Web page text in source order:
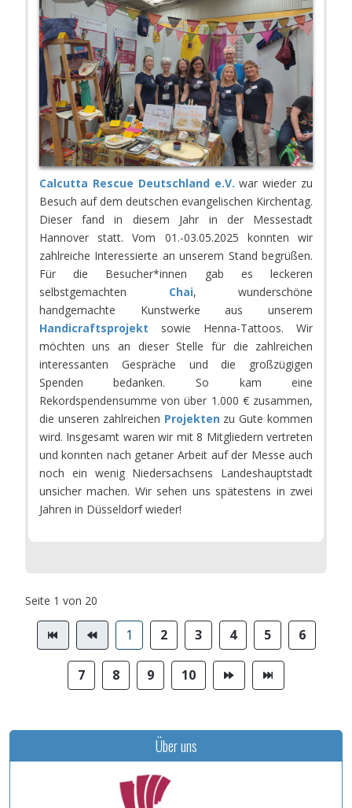
Calcutta Rescue Deutschland e.V. war wieder zu
Besuch auf dem deutschen evangelischen Kirchentag.
Dieser fand in diesem Jahr in der Messestadt
Hannover statt. Vom 01.-03.05.2025 konnten wir
zahlreiche Interessierte an unserem Stand begrüßen.
Für die Besucher*innen gab es leckeren
selbstgemachten Chai, wunderschöne
handgemachte Kunstwerke aus unserem
Handicraftsprojekt sowie Henna-Tattoos. Wir
möchten uns an dieser Stelle für die zahlreichen
interessanten Gespräche und die großzügigen
Spenden bedanken. So kam eine
Rekordspendensumme von über 1.000 € zusammen,
die unseren zahlreichen Projektenzu Gute kommen
wird. Insgesamt waren wir mit 8 Mitgliedern vertreten
und konnten nach getaner Arbeit auf der Messe auch
noch ein wenig Niedersachsens Landeshauptstadt
unsicher machen. Wir sehen uns spätestens in zwei
Jahren in Düsseldorf wieder!
Seite 1 von 20
1 2 3 4 5 6
7 8 9 10
Über uns